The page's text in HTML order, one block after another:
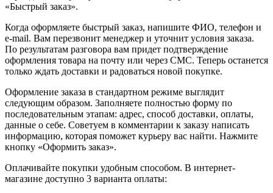
«Быстрый заказ».
Когда оформляете быстрый заказ, напишите ФИО, телефон и
e-mail. Вам перезвонит менеджер и уточнит условия заказа.
По результатам разговора вам придет подтверждение
оформления товара на почту или через СМС. Теперь останется
только ждать доставки и радоваться новой покупке.
Оформление заказа в стандартном режиме выглядит
следующим образом. Заполняете полностью форму по
последовательным этапам: адрес, способ доставки, оплаты,
данные о себе. Советуем в комментарии к заказу написать
информацию, которая поможет курьеру вас найти. Нажмите
кнопку «Оформить заказ».
Оплачивайте покупки удобным способом. В интернет-
магазине доступно 3 варианта оплаты: